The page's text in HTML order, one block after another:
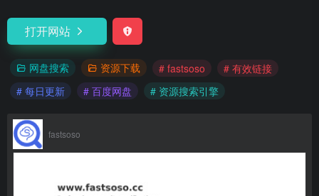
打开网站
网盘搜索 资源下载 # fastsoso
# 有效链接
# 每日更新
# 百度网盘 # 资源搜索引擎
fastsoso